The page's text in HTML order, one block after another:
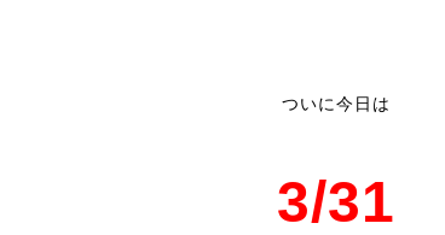
ついに今日は
3/31